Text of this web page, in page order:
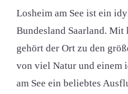
Losheim am See ist ein
Bundesland Saarland.
gehört der Ort zu den
von viel Natur und einem
am See ein beliebtes